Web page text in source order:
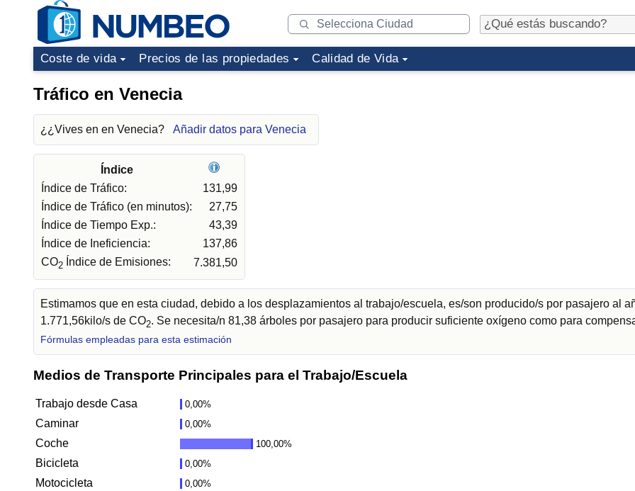
Coste de vida Precios de las propiedades Calidad de Vida
Tráfico en Venecia
¿¿Vives en en Venecia? Añadir datos para Venecia
Índice
Índice de Tráfico:
131,99
Índice de Tráfico (en minutos):
27,75
Índice de Tiempo Exp.:
43,39
Índice de Ineficiencia:
137,86
CO2 Índice de Emisiones: 7.381,50
Estimamos que en esta ciudad, debido a los desplazamientos al trabajo/escuela, es/son producido/s por pasajero al
1.771,56kilo/s de CO2. Se necesita/n 81,38 árboles por pasajero para producir suficiente oxígeno como para
Fórmulas empleadas para esta estimación
Medios de Transporte Principales para el Trabajo/Escuela
Trabajo desde Casa 0,00%
Caminar 0,00%
Coche 100,00%
Bicicleta 0,00%
Motocicleta 0,00%